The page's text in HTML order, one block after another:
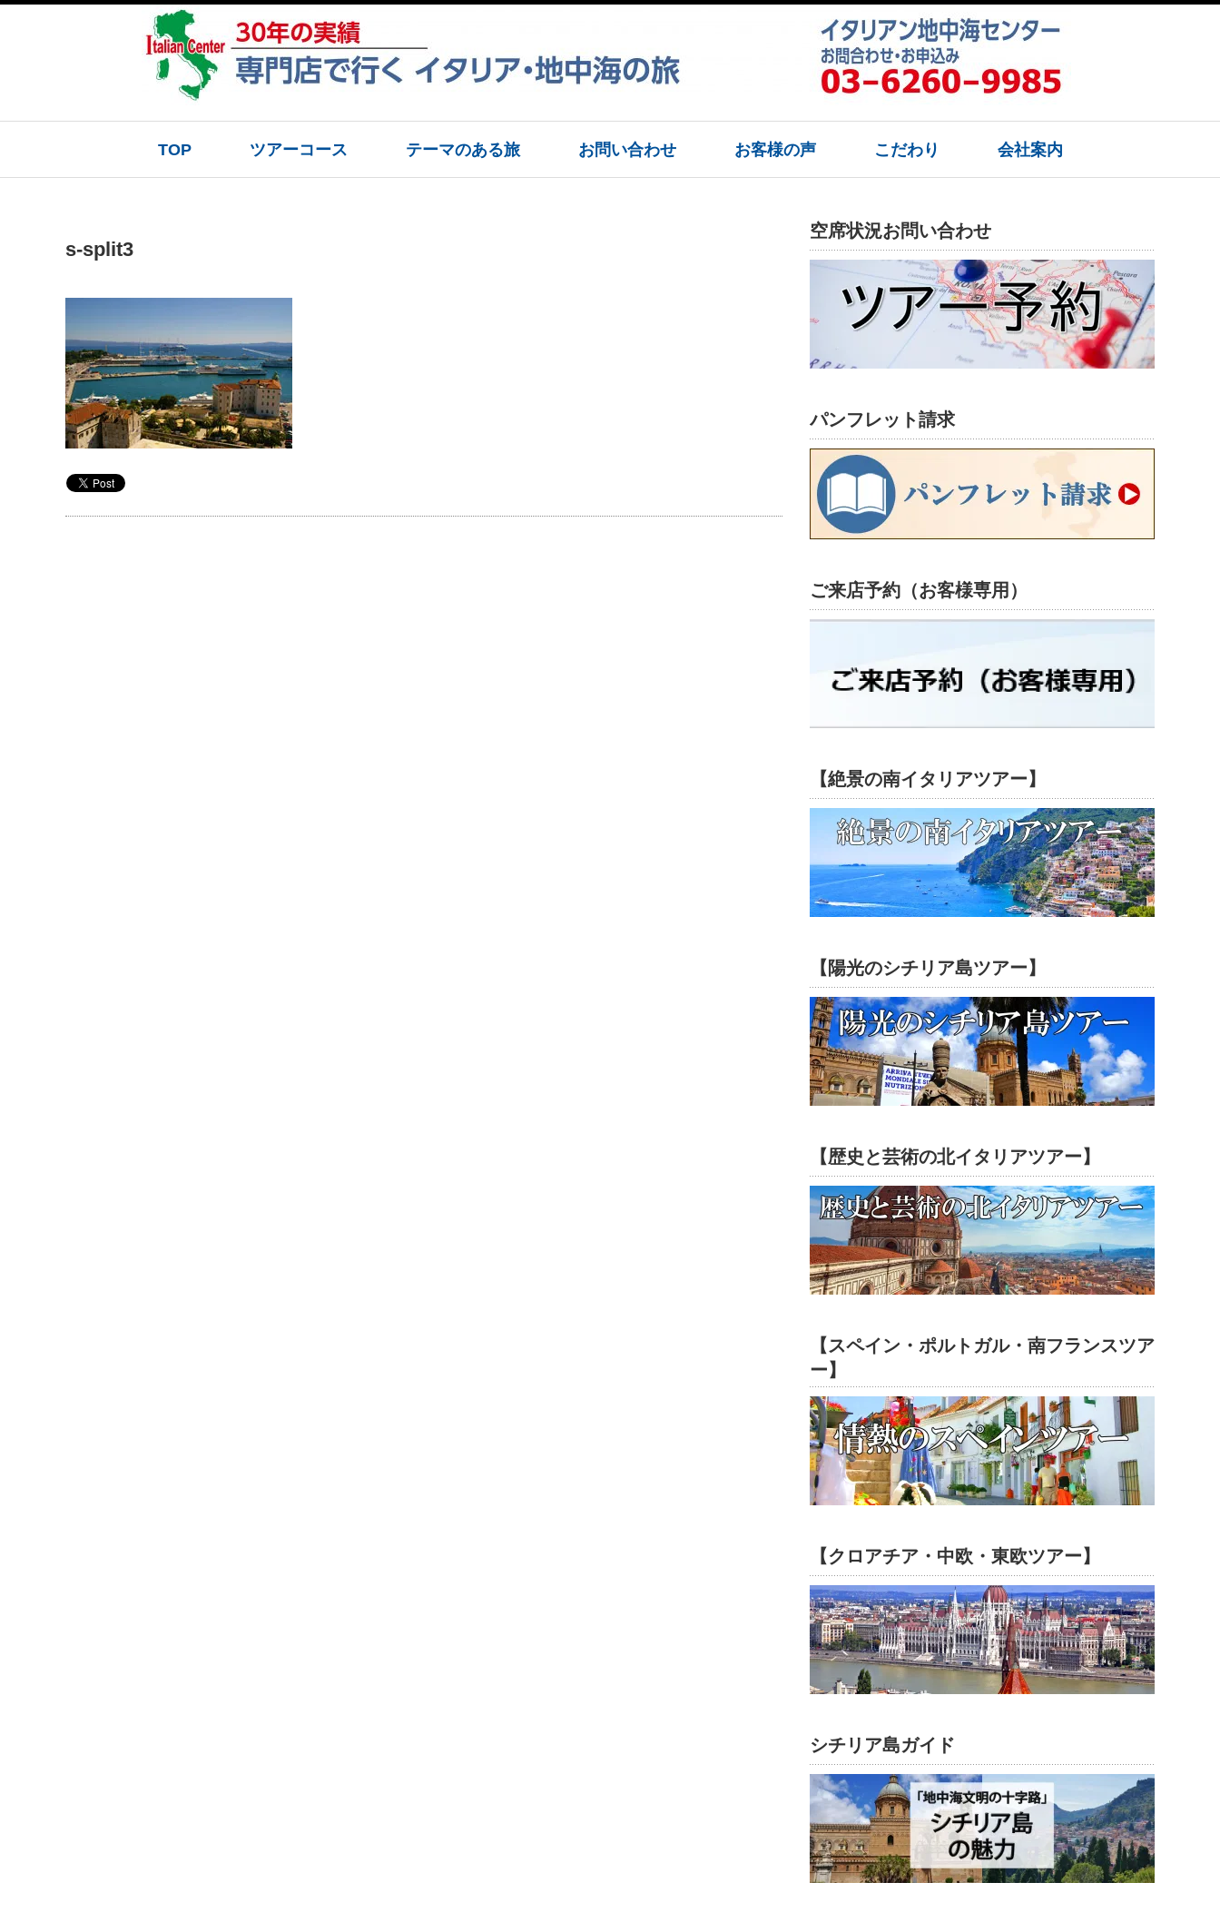
TOP ツアーコース テーマのある旅 お問い合わせ お客様の声 こだわり 会社案内
s-split3
空席状況お問い合わせ
パンフレット請求
ご来店予約（お客様専用）
【絶景の南イタリアツアー】
【陽光のシチリア島ツアー】
【歴史と芸術の北イタリアツアー】
【スペイン・ポルトガル・南フランスツア
ー】
【クロアチア・中欧・東欧ツアー】
シチリア島ガイド